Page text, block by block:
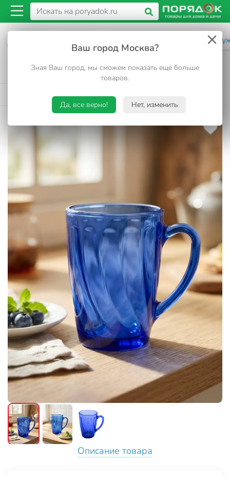
Ваш город Москва?
Зная Ваш город, мы сможем показать ещё больше
товаров.
Да, все верно! Нет, изменить
Кружка стекло, 350 мл, Sea brim Saphir, 50114-
454414
Описание товара